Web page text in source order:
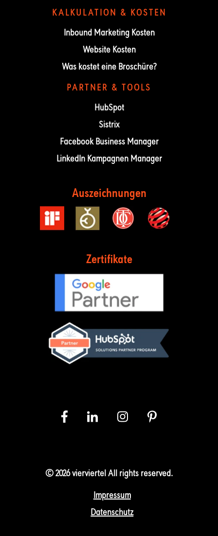
KALKULATION & KOSTEN
Inbound Marketing Kosten
Website Kosten
Was kostet eine Broschüre?
PARTNER & TOOLS
HubSpot
Sistrix
Facebook Business Manager
LinkedIn Kampagnen Manager
Auszeichnungen
Zertifikate
© 2026 vierviertel All rights reserved.
Impressum
Datenschutz